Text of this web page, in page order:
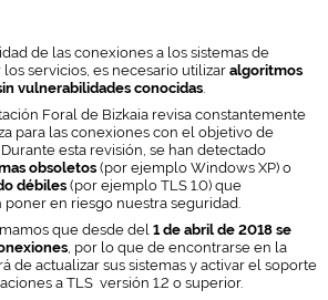
de las conexiones a los sistemas de
servicios, es necesario utilizaralgoritmos
vulnerabilidades conocidas.
Foral de Bizkaia revisa constantemente
para las conexiones con el objetivo de
esta revisión, se han detectado
obsoletos(por ejemplo Windows XP) o
débiles(por ejemplo TLS 1.0) que
en riesgo nuestra seguridad.
que desde del1 de abril de 2018 se
, por lo que de encontrarse en la
de actualizar sus sistemas y activar el soporte
a TLS versión 1.2 o superior.